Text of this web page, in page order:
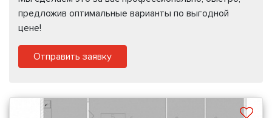
предложив оптимальные варианты по выгодной
цене!
Отправить заявку